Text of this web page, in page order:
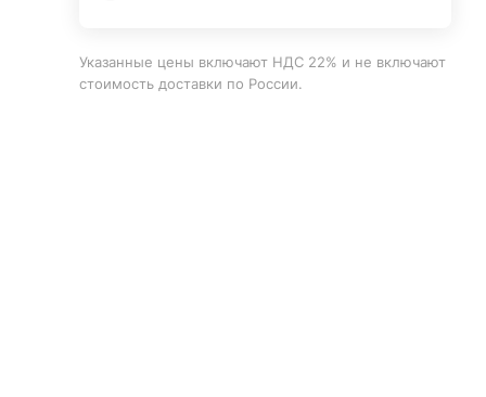
Указанные цены включают НДС 22% и не включают
стоимость доставки по России.